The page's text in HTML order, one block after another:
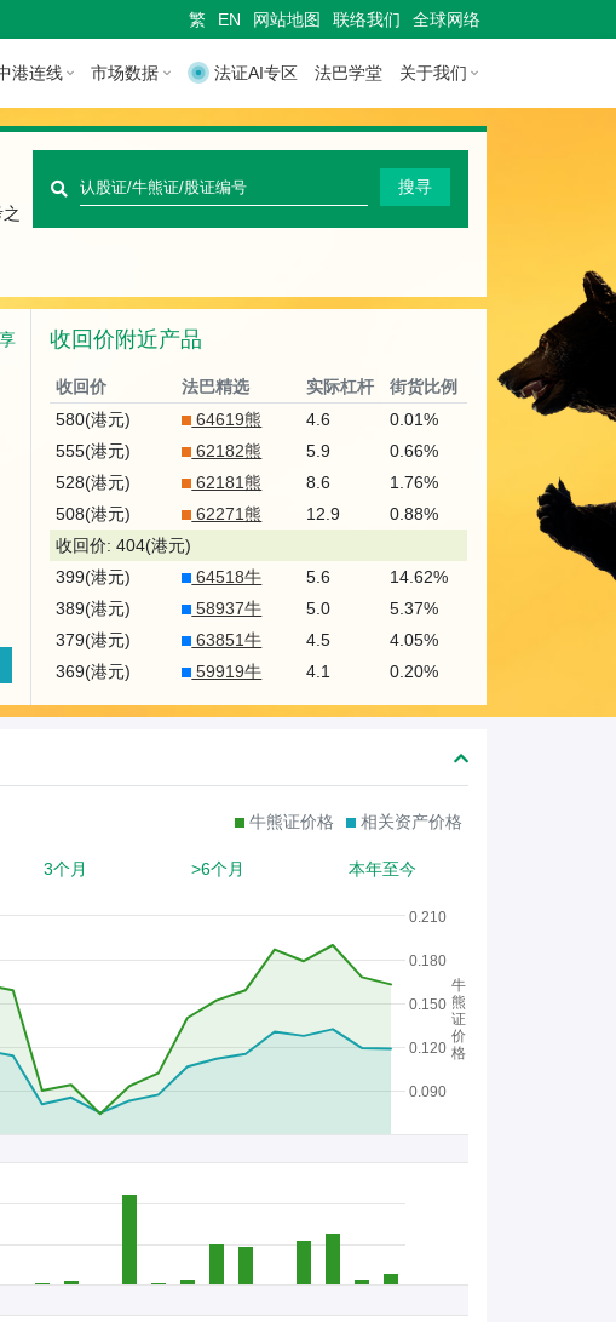
繁 EN 网站地图 联络我们 全球网络
港连线 市场数据 法证AI专区 法巴学堂 关于我们
快
速
寻
认
股
证
/
牛
熊
证
/
股
证
搜寻
收回价附近产品
收回价 法巴精选 实际杠杆
街货比例
580(港元)
64619熊 4.6
0.01%
555(港元)
62182熊 5.9
0.66%
528(港元)
62181熊 8.6
1.76%
508(港元)
62271熊 12.9
0.88%
收回价: 404(港元)
399(港元)
64518牛 5.6
14.62%
389(港元)
58937牛 5.0
5.37%
379(港元)
63851牛 4.5
4.05%
369(港元)
59919牛 4.1 0.20%
牛熊证价格 相关资产价格
3个月 >6个月 本年至今
0.120
0.090
0.150
0.180
0.210
牛
熊
证
价
格